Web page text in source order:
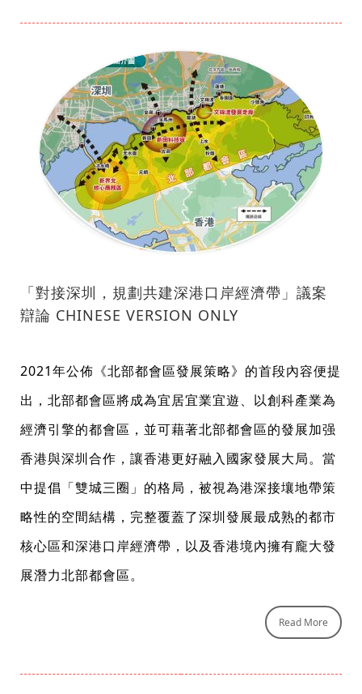
「對接深圳，規劃共建深港口岸經濟帶」議案
辯論 CHINESE VERSION ONLY
2021年公佈《北部都會區發展策略》的首段內容便提
出，北部都會區將成為宜居宜業宜遊、以創科產業為
經濟引擎的都會區，並可藉著北部都會區的發展加强
香港與深圳合作，讓香港更好融入國家發展大局。當
中提倡「雙城三圈」的格局，被視為港深接壤地帶策
略性的空間結構，完整覆蓋了深圳發展最成熟的都市
核心區和深港口岸經濟帶，以及香港境內擁有龐大發
展潛力北部都會區。
Read More